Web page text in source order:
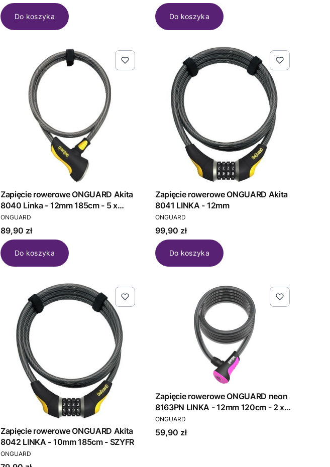
Do koszyka Do koszyka
Zapięcie rowerowe ONGUARD Akita
8040 Linka - 12mm 185cm - 5 x
Klucze z kodem (NEW)
PRODUCENT
ONGUARD
Cena
89,90 zł
Do koszyka
Zapięcie rowerowe ONGUARD Akita
8041 LINKA - 12mm
PRODUCENT
ONGUARD
Cena
99,90 zł
Do koszyka
Zapięcie rowerowe ONGUARD Akita
8042 LINKA - 10mm 185cm - SZYFR
PRODUCENT
ONGUARD
Zapięcie rowerowe ONGUARD neon
8163PN LINKA - 12mm 120cm - 2 x
Klucze z kodem różowe
PRODUCENT
ONGUARD
Cena
59,90 zł